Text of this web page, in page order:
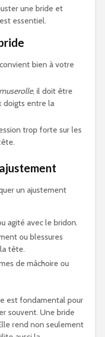
une bride et
essentiel.
bien à votre
, il doit être
doigts entre la
trop forte sur les
ajustement
un ajustement
agité avec le bridon.
ou blessures
tête.
de mâchoire ou
est fondamental pour
souvent. Une bride
rend non seulement